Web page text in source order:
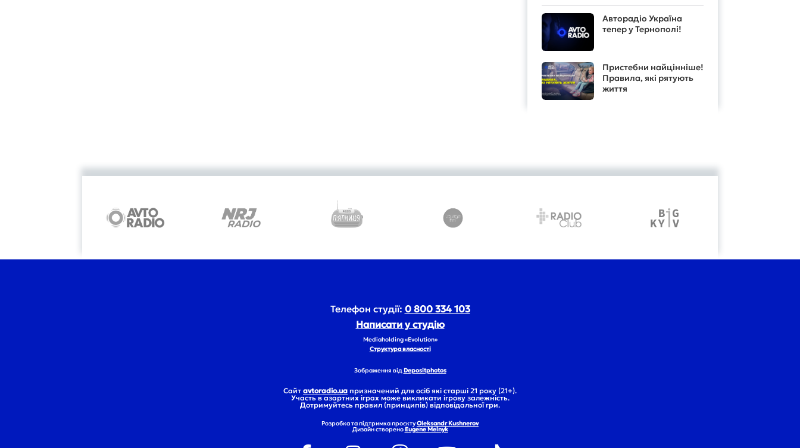
Авторадіо Україна
тепер у Тернополі!
Пристебни найцінніше!
Правила, які рятують
життя
Телефон студії: 0 800 334 103
Написати у студію
Mediaholding «Evolution»
Структура власності
Зображення відDepositphotos
Сайт avtoradio.ua призначений для осіб які старші 21 року (21+).
Участь в азартних іграх може викликати ігрову залежність.
Дотримуйтесь правил (принципів) відповідальної гри.
Розробка та підтримка проєктуOleksandr Kushnerov
Дизайн створеноEugene Melnyk